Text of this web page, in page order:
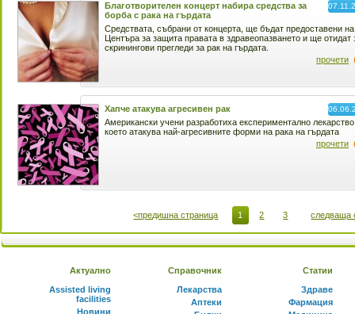
Благотворителен концерт набира средства за
борба с рака на гърдата
Средствата, събрани от концерта, ще бъдат предоставени на
Центъра за защита правата в здравеопазването и ще отидат
скринингови прегледи за рак на гърдата.
прочети
Хапче атакува агресивен рак
Американски учени разработиха експериментално
което атакува най-агресивните форми на рака на гърдата
прочети
<предишна страница 1 2 3 следваща
Актуално
Assisted living
facilities
Новини
Справочник
Лекарства
Аптеки
Статии
Здраве
Фармация